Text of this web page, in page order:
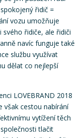
řidič =
vozu umožňuje
svého řidiče, ale řidiči
navíc funguje také
službu využívat
dělat co nejlepší
LOVEBRAND 2018
však cestou nabírání
vytížení těch
tlačit